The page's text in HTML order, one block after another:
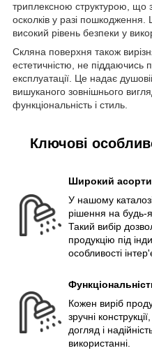
триплексною структурою, що
осколків у разі пошкодження.
високий рівень безпеки у
Скляна поверхня також
естетичністю, не піддаючись
експлуатації. Це надає
вишуканого зовнішнього
функціональність і стиль.
Ключові
Широкий
У нашому
рішення на будь-
Такий вибір
продукцію під
особливості
Кожен виріб
зручні
догляд і
використанні.